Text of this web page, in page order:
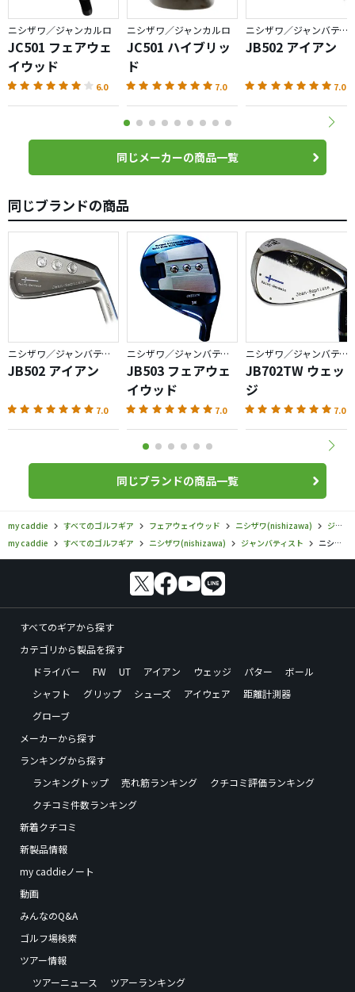
ニシザワ／ジャンカルロ
JC501 フェアウェ
イウッド
6.0
ニシザワ／ジャンカルロ
JC501 ハイブリッ
ド
7.0
ニシザワ／ジャンバティスト
JB502 アイアン
7.0
同じメーカーの商品一覧
同じブランドの商品
ニシザワ／ジャンバティスト
JB502 アイアン
7.0
ニシザワ／ジャンバティスト
JB503 フェアウェ
イウッド
7.0
ニシザワ／ジャンバティスト
JB702TW ウェッ
ジ
7.0
同じブランドの商品一覧
my caddie すべてのゴルフギア フェアウェイウッド ニシザワ(nishizawa)
ジャンバティスト
my caddie
すべてのゴルフギア ニシザワ(nishizawa) ジャンバティスト ニシザワ／ジャンバティスト／JB701 フェアウェイウッドの口コミ評価
すべてのギアから探す
カテゴリから製品を探す
ドライバー
FW UT アイアン ウェッジ パター
ボール
シャフト
グリップ シューズ アイウェア
距離計測器
グローブ
メーカーから探す
ランキングから探す
ランキングトップ
売れ筋ランキング
クチコミ評価ランキング
クチコミ件数ランキング
新着クチコミ
新製品情報
my caddieノート
動画
みんなのQ&A
ゴルフ場検索
ツアー情報
ツアーニュース
ツアーランキング